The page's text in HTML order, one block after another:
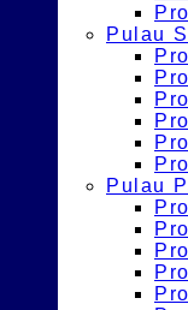
Pulau
Pulau